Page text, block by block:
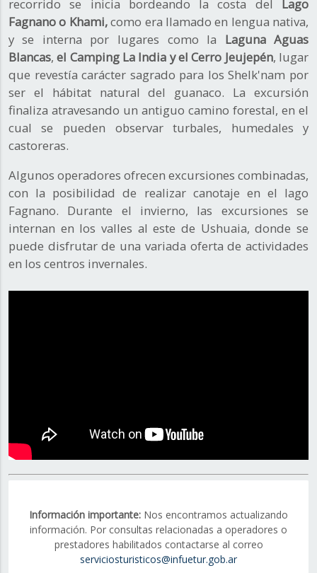
recorrido se inicia bordeando la costa del Lago
Fagnano o Khami,como era llamado en lengua nativa,
y se interna por lugares como la Laguna Aguas
Blancas,el Camping La India y el Cerro Jeujepén, lugar
que revestía carácter sagrado para los Shelk'nam por
ser el hábitat natural del guanaco. La excursión
finaliza atravesando un antiguo camino forestal, en el
cual se pueden observar turbales, humedales y
castoreras.
Algunos operadores ofrecen excursiones combinadas,
con la posibilidad de realizar canotaje en el lago
Fagnano. Durante el invierno, las excursiones se
internan en los valles al este de Ushuaia, donde se
puede disfrutar de una variada oferta de actividades
en los centros invernales.
Información importante: Nos encontramos actualizando
información. Por consultas relacionadas a operadores o
prestadores habilitados contactarse al correo
serviciosturisticos@infuetur.gob.ar